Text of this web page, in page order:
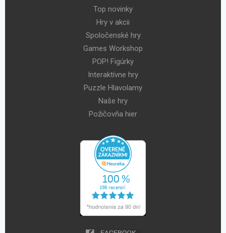
Top novinky
Hry v akcii
Spoločenské hry
Games Workshop
POP! Figúrky
Interaktívne hry
Puzzle Hlavolamy
Naše hry
Požičovňa hier